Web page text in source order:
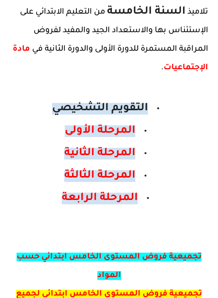
تلاميذ السنة الخامسة من التعليم الابتدائي على
الإستئناس بها والاستعداد الجيد والمفيد لفروض
المراقبة المستمرة للدورة الأولى والدورة الثانية في مادة
الإجتماعيات.
التقويم التشخيصي
المرحلة الأولى
المرحلة الثانية
المرحلة الثالثة
المرحلة الرابعة
تجميعية فروض المستوى الخامس ابتدائي حسب
المواد
تجميعية فروض المستوى الخامس ابتدائي لجميع